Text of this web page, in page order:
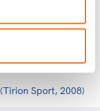
hij vele keren
Sport, 2008)